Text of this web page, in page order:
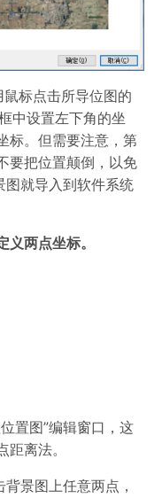
标点击所导位图的
中设置左下角的坐
标。但需要注意，第
要把位置颠倒，以免
图就导入到软件系统
两点坐标。
置图”编辑窗口，这
离法。
景图上任意两点，